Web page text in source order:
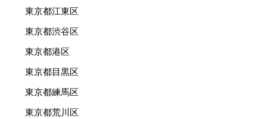
東京都江東区
東京都渋谷区
東京都港区
東京都目黒区
東京都練馬区
東京都荒川区